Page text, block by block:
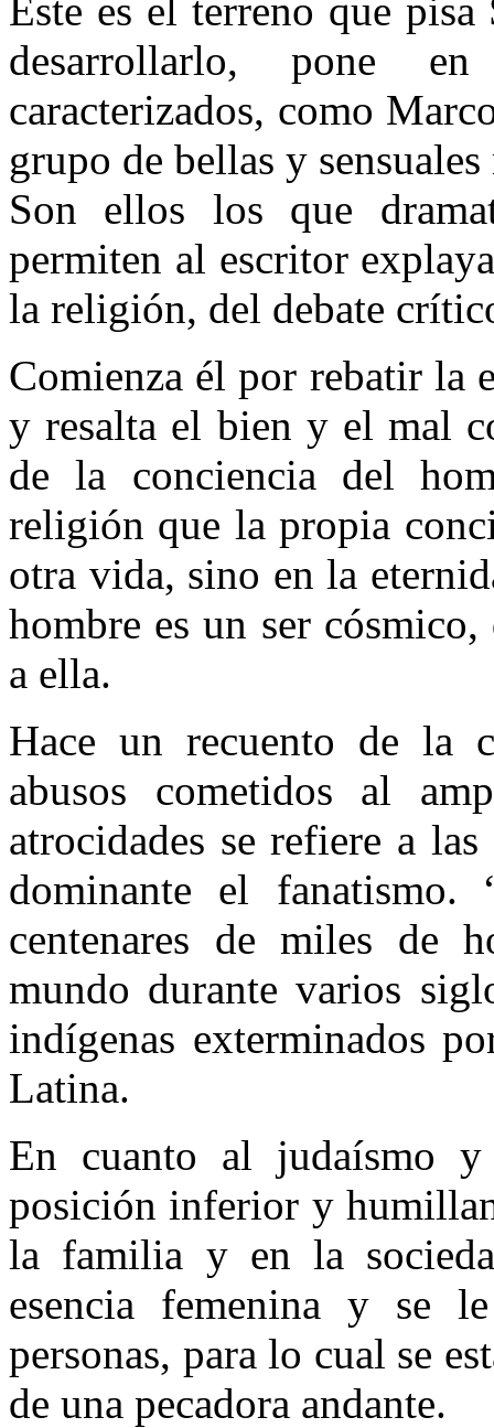
Este es el terreno que
desarrollarlo, pone
caracterizados, como
grupo de bellas y
Son ellos los que
permiten al escritor
la religión, del debate
Comienza él por rebatir la
y resalta el bien y el mal
de la conciencia del
religión que la propia
otra vida, sino en la
hombre es un ser
a ella.
Hace un recuento de la
abusos cometidos al
atrocidades se refiere a
dominante el
centenares de miles de
mundo durante varios
indígenas exterminados
Latina.
En cuanto al judaísmo
posición inferior y
la familia y en la
esencia femenina y se
personas, para lo cual se
de una pecadora andante.